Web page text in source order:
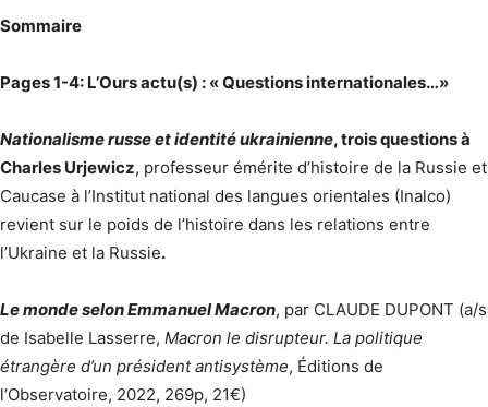
Sommaire
Pages 1-4: L’Ours actu(s) : « Questions internationales…»
Nationalisme russe et identité ukrainienne, trois questions à
Charles Urjewicz, professeur émérite d’histoire de la Russie et
Caucase à l’Institut national des langues orientales (Inalco)
revient sur le poids de l’histoire dans les relations entre
l’Ukraine et la Russie.
Le monde selon Emmanuel Macron, par CLAUDE DUPONT (a/s
de Isabelle Lasserre, Macron le disrupteur. La politique
étrangère d’un président antisystème, Éditions de
l’Observatoire, 2022, 269p, 21€)